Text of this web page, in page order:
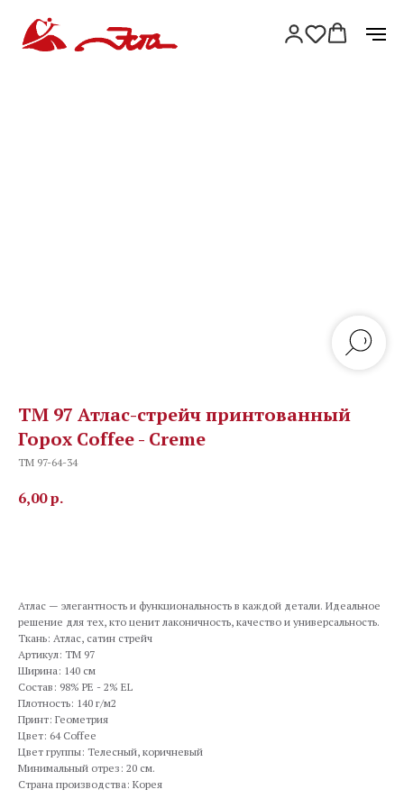
TM 97 Атлас-стрейч принтованный
Горох Coffee - Creme
TM 97-64-34
6,00р.
Атлас — элегантность и функциональность в каждой детали. Идеальное
решение для тех, кто ценит лаконичность, качество и универсальность.
Ткань: Атлас, сатин стрейч
Артикул: TM 97
Ширина: 140 см
Состав: 98% PE - 2% EL
Плотность: 140 г/м2
Принт: Геометрия
Цвет: 64 Coffee
Цвет группы: Телесный, коричневый
Минимальный отрез: 20 см.
Страна производства: Корея